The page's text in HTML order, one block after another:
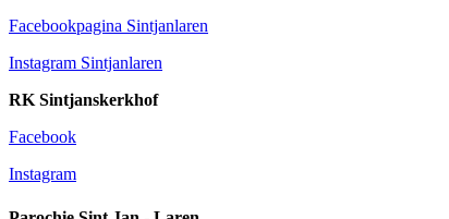
Facebookpagina Sintjanlaren
Instagram Sintjanlaren
RK Sintjanskerkhof
Facebook
Instagram